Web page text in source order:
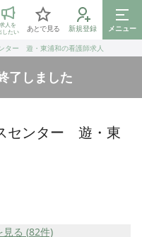
グ
求人を
したい
あとで見る 新規登録
メニュー
ター 遊・東浦和の看護師求人
了しました
センター 遊・東
見る (82件)